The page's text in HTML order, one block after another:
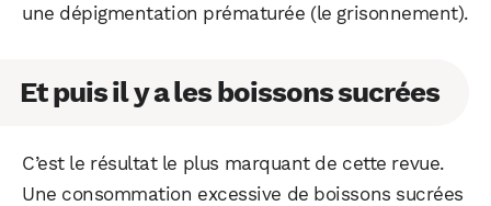
une dépigmentation prématurée (le grisonnement).
Et puis il y a les boissons sucrées
C’est le résultat le plus marquant de cette revue.
Une consommation excessive de boissons sucrées